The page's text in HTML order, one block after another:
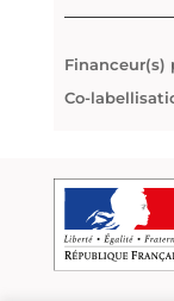
Financeur(s)
Co-